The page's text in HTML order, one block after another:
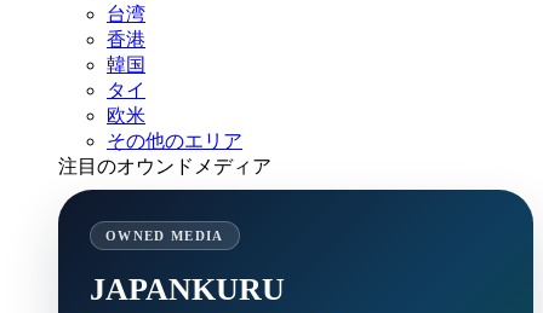
台湾
香港
韓国
タイ
欧米
その他のエリア
注目のオウンドメディア
OWNED MEDIA
JAPANKURU